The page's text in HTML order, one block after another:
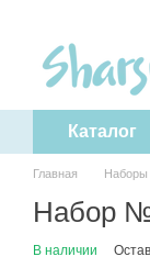
Перейти к
Каталог
Главная Наборы
Набор
В наличии